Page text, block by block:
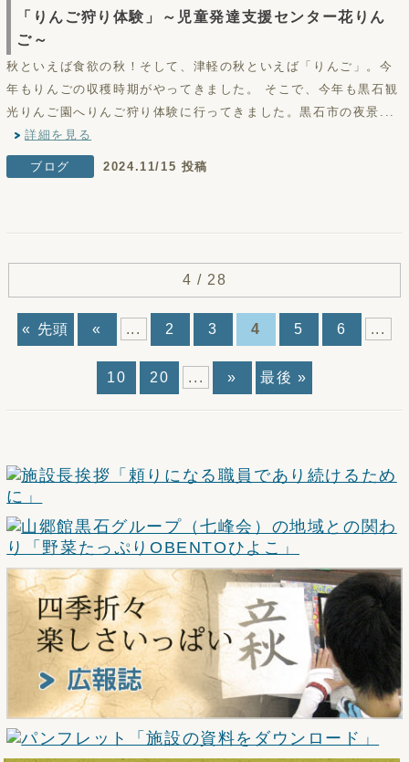
「りんご狩り体験」～児童発達支援センター花りん
ご～
秋といえば食欲の秋！そして、津軽の秋といえば「りんご」。今
年もりんごの収穫時期がやってきました。 そこで、今年も黒石観
光りんご園へりんご狩り体験に行ってきました。黒石市の夜景...
詳細を見る
ブログ 2024.11/15 投稿
4 / 28
« 先頭 « ... 2 3 4 5 6 ...
10 20 ... » 最後 »